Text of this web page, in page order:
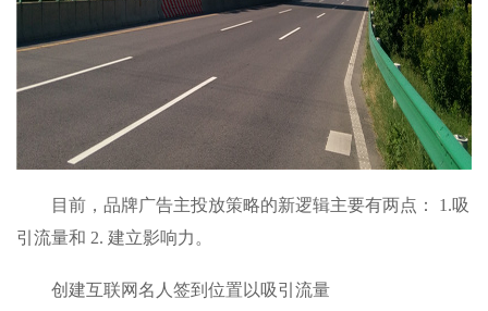
目前，品牌广告主投放策略的新逻辑主要有两点： 1.吸
引流量和 2. 建立影响力。
创建互联网名人签到位置以吸引流量